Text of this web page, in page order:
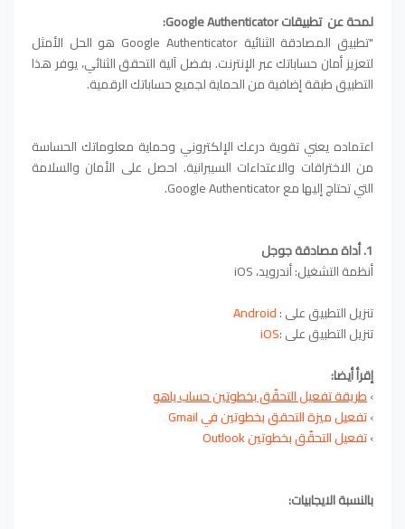
لمحة عن تطبيقاتGoogle Authenticator:
"تطبيق المصادقة الثنائية Google Authenticator هو الحل الأمثل
لتعزيز أمان حساباتك عبر الإنترنت. بفضل آلية التحقق الثنائي، يوفر هذا
التطبيق طبقة إضافية من الحماية لجميع حساباتك الرقمية.
اعتماده يعني تقوية درعك الإلكتروني وحماية معلوماتك الحساسة
من الاختراقات والاعتداءات السيبرانية. احصل على الأمان والسلامة
التي تحتاج إليها مع Google Authenticator.
1. أداة مصادقة جوجل
أنظمة التشغيل: أندرويد، iOS
تنزيل التطبيق على :Android
تنزيل التطبيق على :iOS
إقرأ أيضا:
›طريقة تفعيل التحقّق بخطوتين حساب ياهو
›تفعيل ميزة التحقق بخطوتين في Gmail
›تفعيل التحقّق بخطوتين Outlook
بالنسبة الايجابيات: